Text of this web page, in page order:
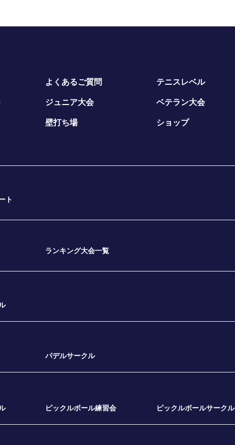
よくあるご質問 テニスレベル
ジュニア大会 ベテラン大会
壁打ち場 ショップ
ト
ランキング大会一覧
パデルサークル
ピックルボール練習会 ピックルボールサークル